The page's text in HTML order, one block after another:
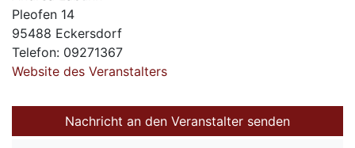
Pleofen 14
95488 Eckersdorf
Telefon: 09271367
Website des Veranstalters
Nachricht an den Veranstalter senden